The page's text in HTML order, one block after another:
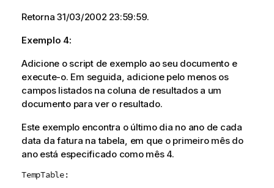
Retorna 31/03/2002 23:59:59.
Exemplo 4:
Adicione o script de exemplo ao seu documento e
execute-o. Em seguida, adicione pelo menos os
campos listados na coluna de resultados a um
documento para ver o resultado.
Este exemplo encontra o último dia no ano de cada
data da fatura na tabela, em que o primeiro mês do
ano está especificado como mês 4.
TempTable: